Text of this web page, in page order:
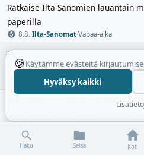
Ratkaise Ilta-Sanomien lauantain
paperilla
8.8.·Ilta-Sanomat·Vapaa-aika
Uuno Turhapuron poika -elokuva
tyrmäävät arvostelut
Ilta-Sanomat·Viihde
Mika Moringin äiti kertoi poliisille
15-vuotias kaahasi viritetyllä
Haku Selaa Koti
🍪Käytämme evästeitä
Hyväksy kaikki